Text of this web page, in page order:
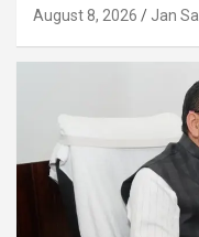
August 8, 2026 Jan